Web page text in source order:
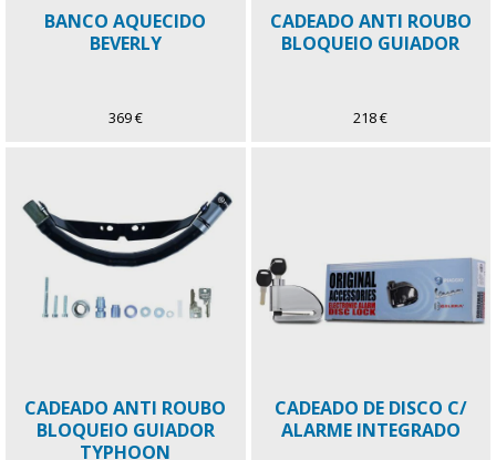
BANCO AQUECIDO
BEVERLY
369 €
CADEADO ANTI ROUBO
BLOQUEIO GUIADOR
218 €
CADEADO ANTI ROUBO
BLOQUEIO GUIADOR
TYPHOON
CADEADO DE DISCO C/
ALARME INTEGRADO